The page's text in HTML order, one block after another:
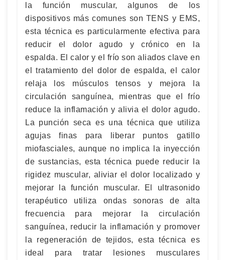
la función muscular, algunos de los
dispositivos más comunes son TENS y EMS,
esta técnica es particularmente efectiva para
reducir el dolor agudo y crónico en la
espalda. El calor y el frío son aliados clave en
el tratamiento del dolor de espalda, el calor
relaja los músculos tensos y mejora la
circulación sanguínea, mientras que el frío
reduce la inflamación y alivia el dolor agudo.
La punción seca es una técnica que utiliza
agujas finas para liberar puntos gatillo
miofasciales, aunque no implica la inyección
de sustancias, esta técnica puede reducir la
rigidez muscular, aliviar el dolor localizado y
mejorar la función muscular. El ultrasonido
terapéutico utiliza ondas sonoras de alta
frecuencia para mejorar la circulación
sanguínea, reducir la inflamación y promover
la regeneración de tejidos, esta técnica es
ideal para tratar lesiones musculares